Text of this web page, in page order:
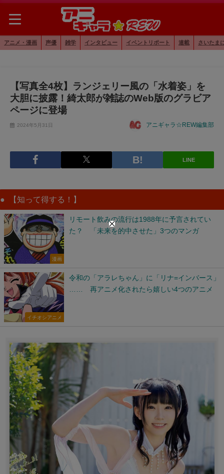
アニメ・漫画 声優 雑学 インタビュー イベントリポート 連載 さいたま
【写真全4枚】ランジェリー風の「水着姿」を
大胆に披露！綺太郎が雑誌のWeb版のグラビア
ページに登場
2024年5月31日 アニギャラ☆REW編集部
LINE
【知って得する！】
漫画
リモート飲みの流行は1988年に予言されてい
た？ 「未来を的中させた」3つのマンガ
イチオシアニメ
令和の「アラレちゃん」に「リナ=インバース」
…… 再アニメ化されたら嬉しい4つのアニメ